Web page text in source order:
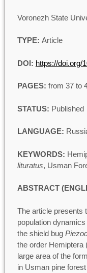
Voronezh State
TYPE: Article
DOI: https://doi.org/
PAGES: from 37 to
STATUS: Published
LANGUAGE:
KEYWORDS:
lituratus, Usman
ABSTRACT
The article presents
population
the shield bug
the order Hemiptera
large area of the
in Usman pine